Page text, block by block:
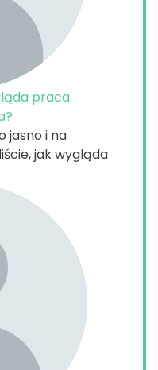
praca
jasno i na
jak wygląda